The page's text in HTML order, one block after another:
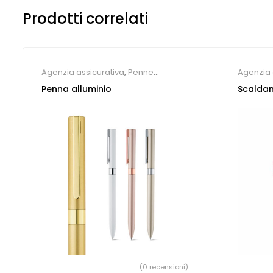
Prodotti correlati
Agenzia assicurativa, Penne
Personalizzate
Penna alluminio
(0 recensioni)
Agenzia
viaggi,